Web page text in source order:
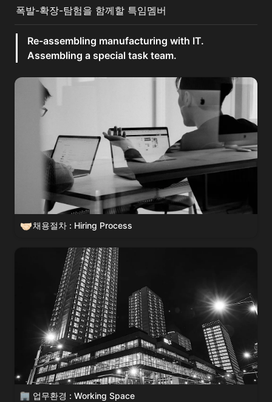
폭발-확장-탐험을 함께할 특임멤버
Re-assembling manufacturing with IT.
Assembling a special task team.
🤝🏻채용절차 : Hiring Process
업무환경 : Working Space